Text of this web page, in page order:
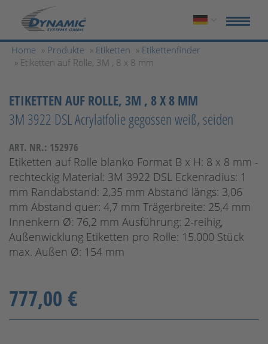
Home » Produkte » Etiketten » Etikettenfinder
» Etiketten auf Rolle, 3M , 8 x 8 mm
ETIKETTEN AUF ROLLE, 3M , 8 X 8 MM
3M 3922 DSL Acrylatfolie gegossen weiß, seiden
ART. NR.: 152976
Etiketten auf Rolle blanko Format B x H: 8 x 8 mm -
rechteckig Material: 3M 3922 DSL Eckenradius: 1
mm Randabstand: 2,35 mm Abstand längs: 3,06
mm Abstand quer: 4,7 mm Trägerbreite: 25,4 mm
Innenkern Ø: 76,2 mm Ausführung: 2-reihig,
Außenwicklung Etiketten pro Rolle: 15.000 Stück
max. Außen Ø: 154 mm
777,00 €